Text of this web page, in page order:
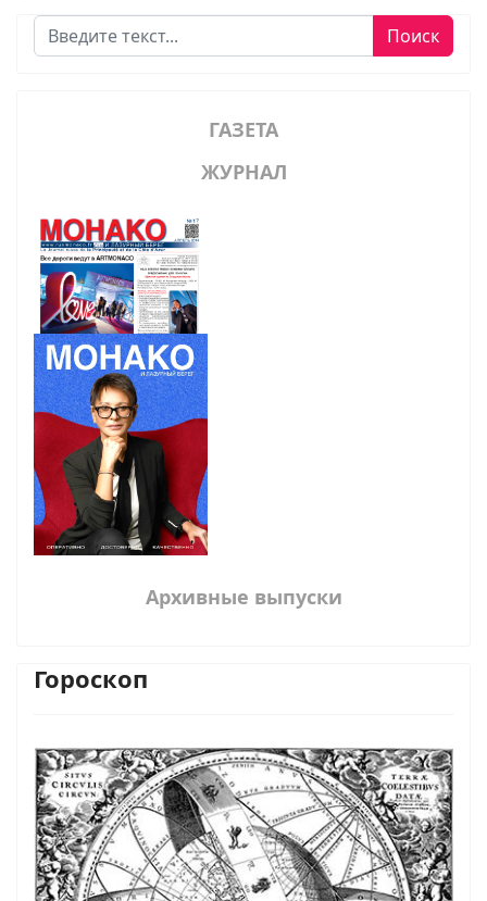
Поиск Поиск
ГАЗЕТА
ЖУРНАЛ
Архивные выпуски
Гороскоп